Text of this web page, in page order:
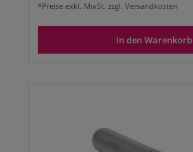
*Preise exkl. MwSt. zzgl. Versandkosten
In den Warenkorb